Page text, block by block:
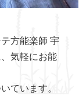
方能楽師 宇
気軽にお能
ています。